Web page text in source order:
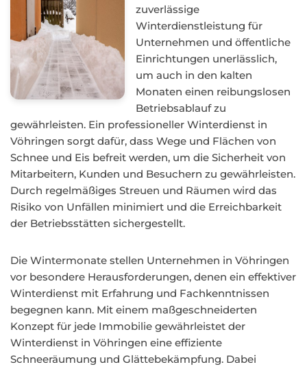
zuverlässige
Winterdienstleistung für
Unternehmen und öffentliche
Einrichtungen unerlässlich,
um auch in den kalten
Monaten einen reibungslosen
Betriebsablauf zu
gewährleisten. Ein professioneller Winterdienst in
Vöhringen sorgt dafür, dass Wege und Flächen von
Schnee und Eis befreit werden, um die Sicherheit von
Mitarbeitern, Kunden und Besuchern zu gewährleisten.
Durch regelmäßiges Streuen und Räumen wird das
Risiko von Unfällen minimiert und die Erreichbarkeit
der Betriebsstätten sichergestellt.
Die Wintermonate stellen Unternehmen in Vöhringen
vor besondere Herausforderungen, denen ein effektiver
Winterdienst mit Erfahrung und Fachkenntnissen
begegnen kann. Mit einem maßgeschneiderten
Konzept für jede Immobilie gewährleistet der
Winterdienst in Vöhringen eine effiziente
Schneeräumung und Glättebekämpfung. Dabei